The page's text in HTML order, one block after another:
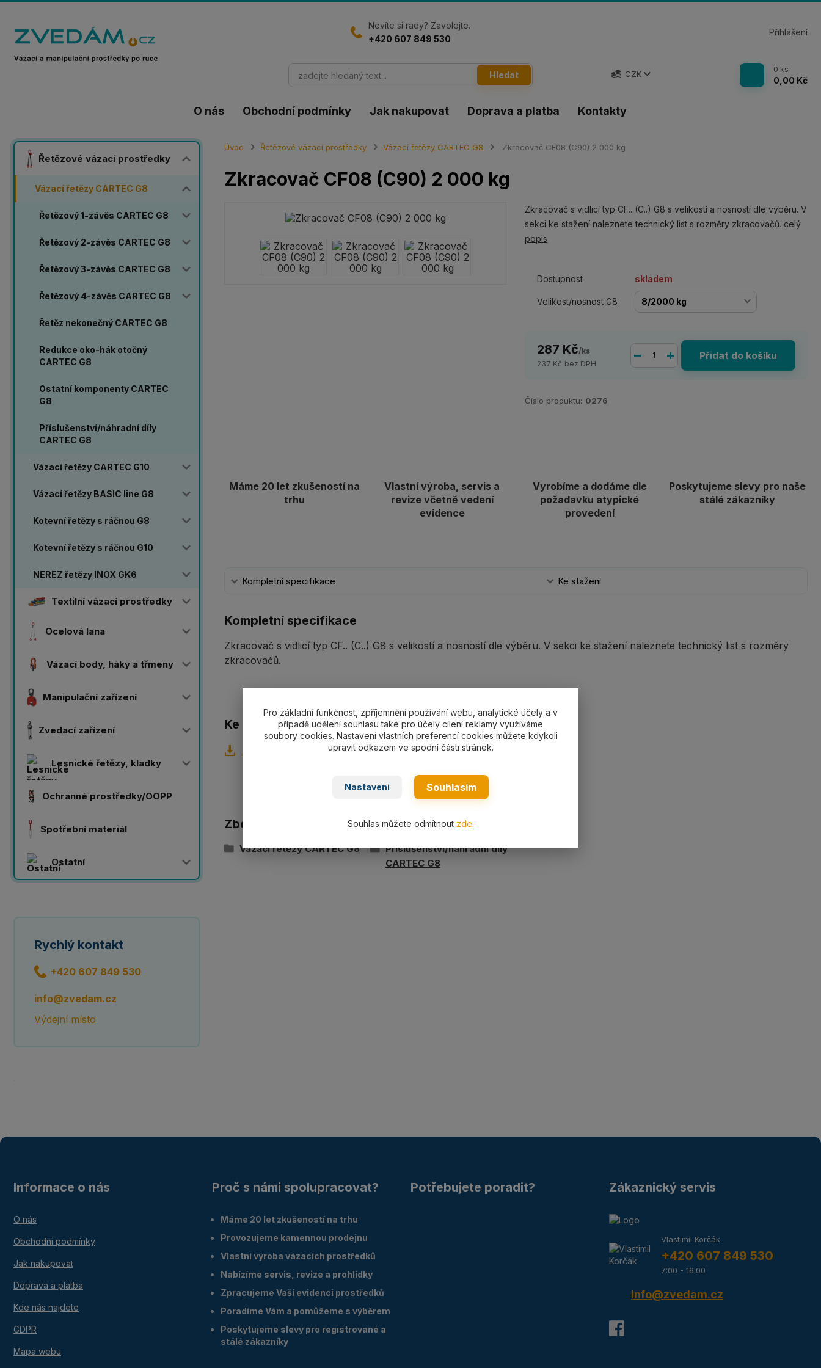
O nás Obchodní podmínky Jak nakupovat Doprava a platba Kontakty
CZK
Přihlášení
Hledat
Nevíte si rady? Zavolejte.
+420 607 849 530
0 ks
0,00 Kč
Řetězové vázací prostředky
Vázací řetězy CARTEC G8
Řetězový 1-závěs CARTEC G8
Řetězový 2-závěs CARTEC G8
Řetězový 3-závěs CARTEC G8
Řetězový 4-závěs CARTEC G8
Řetěz nekonečný CARTEC G8
Redukce oko-hák otočný
CARTEC G8
Ostatní komponenty CARTEC
G8
Příslušenství/náhradní díly
CARTEC G8
Vázací řetězy CARTEC G10
Vázací řetězy BASIC line G8
Kotevní řetězy s ráčnou G8
Kotevní řetězy s ráčnou G10
NEREZ řetězy INOX GK6
Textilní vázací prostředky
Ocelová lana
Vázací body, háky a třmeny
Manipulační zařízení
Zvedací zařízení
Lesnické řetězy, kladky
Ochranné prostředky/OOPP
Spotřební materiál
Ostatní
Rychlý kontakt
+420 607 849 530
info@zvedam.cz
Výdejní místo
Úvod Řetězové vázací prostředky Vázací řetězy CARTEC G8 Zkracovač CF08 (C90) 2 000 kg
Zkracovač CF08 (C90) 2 000 kg
Zkracovač s vidlicí typ CF.. (C..) G8 s velikostí a nosností dle výběru. V
sekci ke stažení naleznete technický list s rozměry zkracovačů. celý
popis
Dostupnost skladem
Velikost/nosnost G8
287 Kč/ks
237 Kč bez DPH
Přidat do košíku
Číslo produktu: 0276
Máme 20 let zkušeností na
trhu
Vlastní výroba, servis a
revize včetně vedení
evidence
Vyrobíme a dodáme dle
požadavku atypické
provedení
Poskytujeme slevy pro naše
stálé zákazníky
Kompletní specifikace Ke stažení
Kompletní specifikace
Zkracovač s vidlicí typ CF.. (C..) G8 s velikostí a nosností dle výběru. V sekci ke stažení naleznete technický list s rozměry
zkracovačů.
Ke stažení
_ps_291Technicky-list-CF.pdf
Zboží zařazeno v kategoriích
Vázací řetězy CARTEC G8
Příslušenství/náhradní díly
CARTEC G8
Informace o nás
O nás
Obchodní podmínky
Jak nakupovat
Doprava a platba
Kde nás najdete
GDPR
Mapa webu
Proč s námi spolupracovat?
Máme 20 let zkušeností na trhu
Provozujeme kamennou prodejnu
Vlastní výroba vázacích prostředků
Nabízíme servis, revize a prohlídky
Zpracujeme Vaší evidenci prostředků
Poradíme Vám a pomůžeme s výběrem
Poskytujeme slevy pro registrované a
stálé zákazníky
Potřebujete poradit? Zákaznický servis
Vlastimil Korčák
+420 607 849 530
7:00 - 16:00
info@zvedam.cz
Pro základní funkčnost, zpříjemnění používání webu, analytické účely a v
případě udělení souhlasu také pro účely cílení reklamy využíváme
soubory cookies. Nastavení vlastních preferencí cookies můžete kdykoli
upravit odkazem ve spodní části stránek.
Nastavení Souhlasím
Souhlas můžete odmítnout zde.